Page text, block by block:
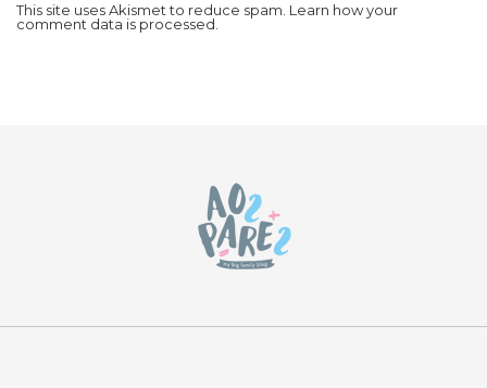
This site uses Akismet to reduce spam. Learn how your
comment data is processed.